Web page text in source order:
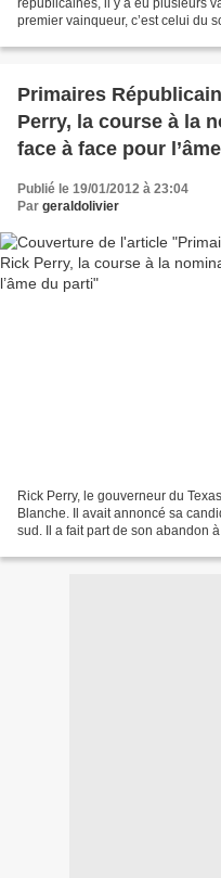
premier vainqueur, c’est celui du
Primaires
Perry, la course à la
face à face pour
Publié le 19/01/2012 à 23:04
Par geraldolivier
Rick Perry, le gouverneur du
Blanche. Il avait annoncé sa
sud. Il a fait part de son abandon